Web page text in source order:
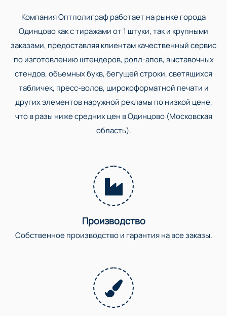
Компания Оптполиграф работает на рынке города
Одинцово как с тиражами от 1 штуки, так и крупными
заказами, предоставляя клиентам качественный сервис
по изготовлению штендеров, ролл-апов, выставочных
стендов, объемных букв, бегущей строки, светящихся
табличек, пресс-волов, широкоформатной печати и
других элементов наружной рекламы по низкой цене,
что в разы ниже средних цен в Одинцово (Московская
область).
Производство
Собственное производство и гарантия на все заказы.